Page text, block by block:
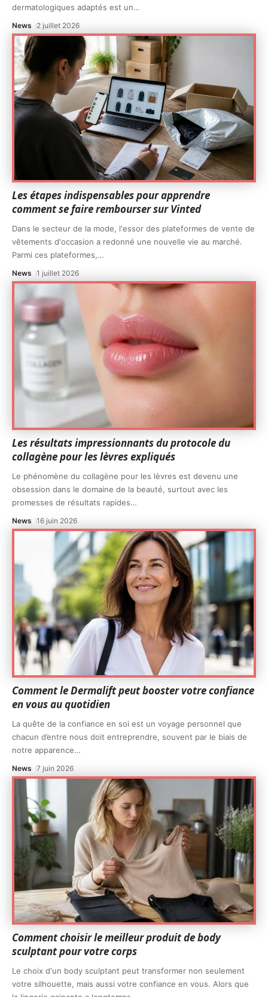
dermatologiques adaptés est un…
News 2 juillet 2026
Les étapes indispensables pour apprendre
comment se faire rembourser sur Vinted
Dans le secteur de la mode, l'essor des plateformes de vente de
vêtements d'occasion a redonné une nouvelle vie au marché.
Parmi ces plateformes,…
News 1 juillet 2026
Les résultats impressionnants du protocole du
collagène pour les lèvres expliqués
Le phénomène du collagène pour les lèvres est devenu une
obsession dans le domaine de la beauté, surtout avec les
promesses de résultats rapides…
News 16 juin 2026
Comment le Dermalift peut booster votre confiance
en vous au quotidien
La quête de la confiance en soi est un voyage personnel que
chacun d’entre nous doit entreprendre, souvent par le biais de
notre apparence…
News 7 juin 2026
Comment choisir le meilleur produit de body
sculptant pour votre corps
Le choix d'un body sculptant peut transformer non seulement
votre silhouette, mais aussi votre confiance en vous. Alors que